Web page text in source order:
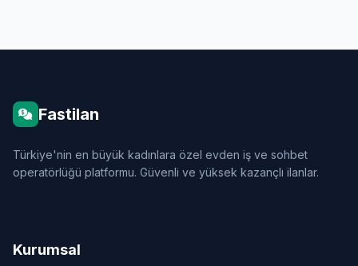
Fastilan
Türkiye'nin en büyük kadınlara özel evden iş ve sohbet
operatörlüğü platformu. Güvenli ve yüksek kazançlı ilanlar.
Kurumsal